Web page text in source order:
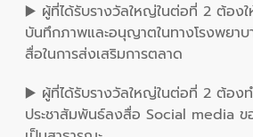
▶️ ผู้ที่ได้รับรางวัลใหญ่ในต่อที่ 2 ต้องใ
บันทึกภาพและอนุญาตในทางโรงพยาบ
สื่อในการส่งเสริมการตลาด
▶️ ผู้ที่ได้รับรางวัลใหญ่ในต่อที่ 2 ต้องท
ประชาสัมพันธ์ลงสื่อ Social media